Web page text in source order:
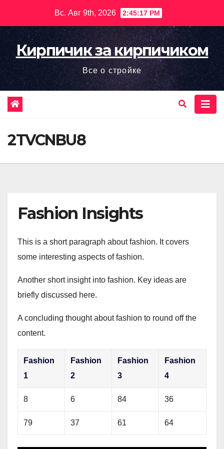
содержимому
Вс. Авг 9th, 2026 2:45:19 PM
Кирпичик за кирпичиком
Все о стройке
2TVCNBU8
Fashion Insights
This is a short paragraph about fashion. It covers
some interesting aspects of fashion.
Another short insight into fashion. Key ideas are
briefly discussed here.
A concluding thought about fashion to round off the
content.
Fashion
1
Fashion
2
Fashion
3
Fashion
4
8 6 84 36
79 37 61 64